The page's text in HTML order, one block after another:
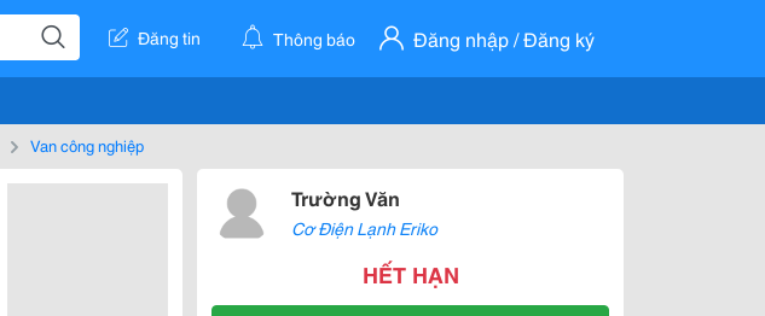
Đăng tin Thông báo Đăng nhập / Đăng ký
Van công nghiệp
Trường Văn
Cơ Điện Lạnh Eriko
HẾT HẠN